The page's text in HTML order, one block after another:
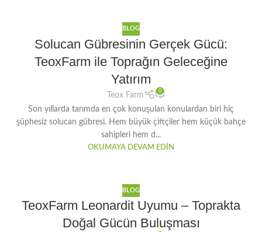
BLOG
Solucan Gübresinin Gerçek Gücü:
TeoxFarm ile Toprağın Geleceğine
Yatırım
Teox Farm
0
Son yıllarda tarımda en çok konuşulan konulardan biri hiç
şüphesiz solucan gübresi. Hem büyük çiftçiler hem küçük bahçe
sahipleri hem d...
OKUMAYA DEVAM EDIN
BLOG
TeoxFarm Leonardit Uyumu – Toprakta
Doğal Gücün Buluşması